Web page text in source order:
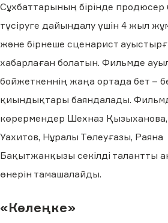
Сұхбаттарының бірінде продюсер
түсіруге дайындалу үшін 4 жыл
және бірнеше сценарист
хабарлаған болатын. Фильмде
бойжеткеннің жаңа ортада бет –
қиындықтары баяндалады.
көрермендер Шехназ
Уахитов, Нұралы Төлеуғазы, Раяна
Бақытжанқызы секілді талантты
өнерін тамашалайды.
«Көлеңке»